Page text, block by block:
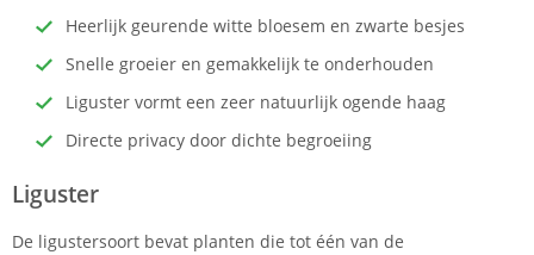
Heerlijk geurende witte bloesem en zwarte besjes
Snelle groeier en gemakkelijk te onderhouden
Liguster vormt een zeer natuurlijk ogende haag
Directe privacy door dichte begroeiing
Liguster
De ligustersoort bevat planten die tot één van de